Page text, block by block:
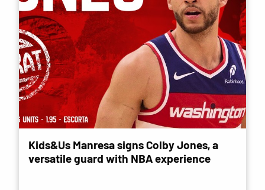
Kids&Us Manresa signs Colby Jones, a
versatile guard with NBA experience